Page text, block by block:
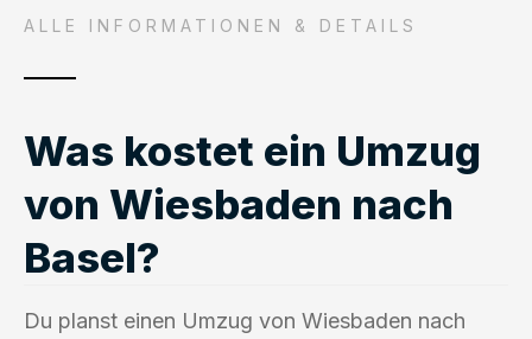
ALLE INFORMATIONEN & DETAILS
Was kostet ein Umzug
von Wiesbaden nach
Basel?
Du planst einen Umzug von Wiesbaden nach